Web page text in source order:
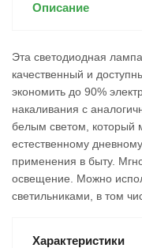
Описание
Эта светодиодная
качественный и
экономить до 90%
накаливания с
белым светом, который
естественному
применения в быту.
освещение. Можно
светильниками, в том
Характеристики